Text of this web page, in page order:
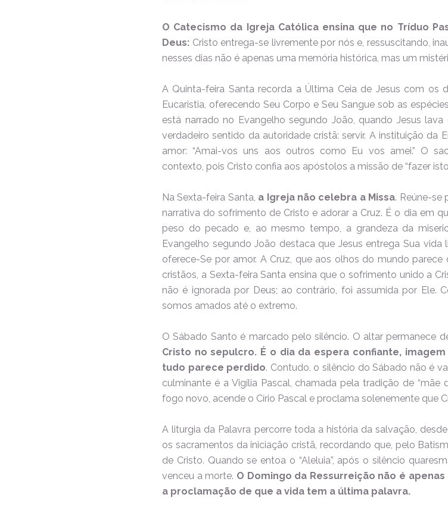
O Catecismo da Igreja Católica ensina que no Tríduo
Deus: Cristo entrega-se livremente por nós e, ressuscitando,
nesses dias não é apenas uma memória histórica, mas um
A Quinta-feira Santa recorda a Última Ceia de Jesus com os
Eucaristia, oferecendo Seu Corpo e Seu Sangue sob as
está narrado no Evangelho segundo João, quando Jesus
verdadeiro sentido da autoridade cristã: servir. A instituição da
amor: “Amai-vos uns aos outros como Eu vos amei.” O
contexto, pois Cristo confia aos apóstolos a missão de “fazer
Na Sexta-feira Santa, a Igreja não celebra a Missa. Reúne-se
narrativa do sofrimento de Cristo e adorar a Cruz. É o dia em
peso do pecado e, ao mesmo tempo, a grandeza da
Evangelho segundo João destaca que Jesus entrega Sua
oferece-Se por amor. A Cruz, que aos olhos do mundo
cristãos, a Sexta-feira Santa ensina que o sofrimento unido a
não é ignorada por Deus; ao contrário, foi assumida por Ele.
somos amados até o extremo.
O Sábado Santo é marcado pelo silêncio. O altar permanece
Cristo no sepulcro. É o dia da espera confiante,
tudo parece perdido. Contudo, o silêncio do Sábado não é
culminante é a Vigília Pascal, chamada pela tradição de “mãe
fogo novo, acende o Círio Pascal e proclama solenemente que
A liturgia da Palavra percorre toda a história da salvação,
os sacramentos da iniciação cristã, recordando que, pelo
de Cristo. Quando se entoa o “Aleluia”, após o silêncio
venceu a morte. O Domingo da Ressurreição não é
a proclamação de que a vida tem a última palavra.